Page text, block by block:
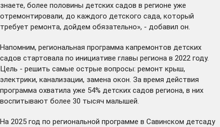
знаете, более половины детских садов в регионе уже
отремонтировали, до каждого детского сада, который
требует ремонта, дойдем обязательно», - добавил он.
Напомним, региональная программа капремонтов детских
садов стартовала по инициативе главы региона в 2022 году.
Цель - решить самые острые вопросы: ремонт крыш,
электрики, канализации, замена окон. За время действия
программа охватила уже 54% детских садов региона, в них
воспитывают более 30 тысяч малышей.
На 2025 год по региональной программе в Савинском детсаду